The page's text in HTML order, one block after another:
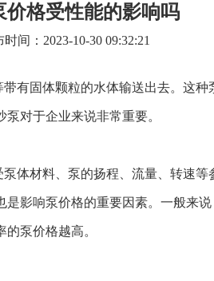
价格受性能的影响吗
时间：2023-10-30 09:32:21
有固体颗粒的水体输送出去。这
对于企业来说非常重要。
体材料、泵的扬程、流量、转速
影响泵价格的重要因素。一般来
泵价格越高。